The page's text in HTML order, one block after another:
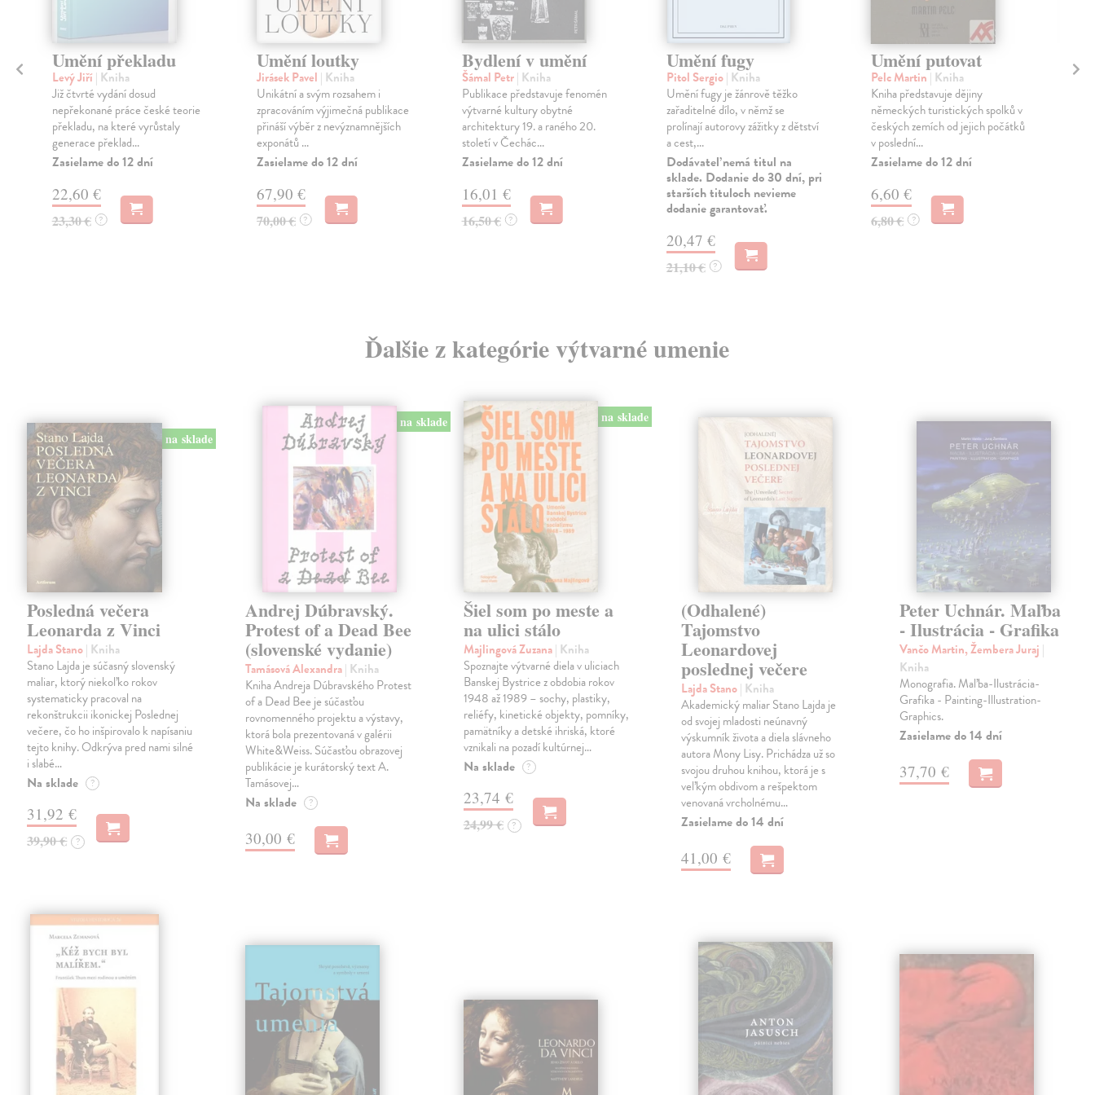
Umění překladu
Levý Jiří | Kniha
Již čtvrté vydání dosud
nepřekonané práce české teorie
překladu, na které vyrůstaly
generace překlad...
Zasielame do 12 dní
22,60 €
23,30 € ?
Umění loutky
Jirásek Pavel | Kniha
Unikátní a svým rozsahem i
zpracováním výjimečná publikace
přináší výběr z nevýznamnějších
exponátů ...
Zasielame do 12 dní
67,90 €
70,00 € ?
Bydlení v umění
Šámal Petr| Kniha
Publikace představuje fenomén
výtvarné kultury obytné
architektury 19. a raného 20.
století v Čechác...
Zasielame do 12 dní
16,01 €
16,50 € ?
Umění fugy
Pitol Sergio| Kniha
Umění fugy je žánrově těžko
zařaditelné dílo, v němž se
prolínají autorovy zážitky z dětství
a cest,...
Dodávateľ nemá titul na
sklade. Dodanie do 30 dní, pri
starších tituloch nevieme
dodanie garantovať.
20,47 €
21,10 € ?
Umění putovat
Pelc Martin | Kniha
Kniha představuje dějiny
německých turistických spolků v
českých zemích od jejich počátků
v poslední...
Zasielame do 12 dní
6,60 €
6,80 € ?
Ďalšie z kategórie výtvarné umenie
na sklade
Posledná večera
Leonarda z Vinci
Lajda Stano| Kniha
Stano Lajda je súčasný slovenský
maliar, ktorý niekoľko rokov
systematicky pracoval na
rekonštrukcii ikonickej Poslednej
večere, čo ho inšpirovalo k napísaniu
tejto knihy. Odkrýva pred nami silné
i slabé…
Na sklade ?
31,92 €
39,90 € ?
na sklade
Andrej Dúbravský.
Protest of a Dead Bee
(slovenské vydanie)
Tamásová Alexandra| Kniha
Kniha Andreja Dúbravského Protest
of a Dead Bee je súčasťou
rovnomenného projektu a výstavy,
ktorá bola prezentovaná v galérii
White&Weiss. Súčasťou obrazovej
publikácie je kurátorský text A.
Tamásovej…
Na sklade ?
30,00 €
na sklade
Šiel som po meste a
na ulici stálo
Majlingová Zuzana| Kniha
Spoznajte výtvarné diela v uliciach
Banskej Bystrice z obdobia rokov
1948 až 1989 – sochy, plastiky,
reliéfy, kinetické objekty, pomníky,
pamätníky a detské ihriská, ktoré
vznikali na pozadí kultúrnej…
Na sklade ?
23,74 €
24,99 € ?
(Odhalené)
Tajomstvo
Leonardovej
poslednej večere
Lajda Stano| Kniha
Akademický maliar Stano Lajda je
od svojej mladosti neúnavný
výskumník života a diela slávneho
autora Mony Lisy. Prichádza už so
svojou druhou knihou, ktorá je s
veľkým obdivom a rešpektom
venovaná vrcholnému…
Zasielame do 14 dní
41,00 €
Peter Uchnár. Maľba
- Ilustrácia - Grafika
Vančo Martin, Žembera Juraj |
Kniha
Monografia. Maľba-Ilustrácia-
Grafika - Painting-Illustration-
Graphics.
Zasielame do 14 dní
37,70 €